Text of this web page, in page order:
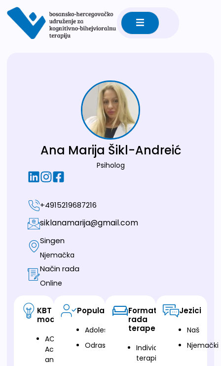
Ana Marija Šikl-Andreić
Psiholog
+4915219687216
siklanamarija@gmail.com
Singen
Njemačka
Način rada
Online
KBT
modalitet
ACT-
Acceptance
and
Populacija
Adolescenti
Odrasli
Format
rada
terapeuta
Individualna
terapija
Jezici
Naš
Njemački